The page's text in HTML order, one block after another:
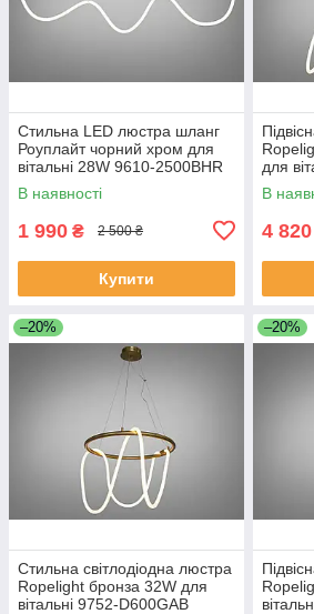
Стильна LED люстра шланг
Роуплайт чорний хром для
вітальні 28W 9610-2500BHR
В наявності
1 990 ₴ 2 500 ₴
Купити
для
В
4 820
–20%
Стильна світлодіодна люстра
Ropelight бронза 32W для
вітальні 9752-D600GAB
–20%